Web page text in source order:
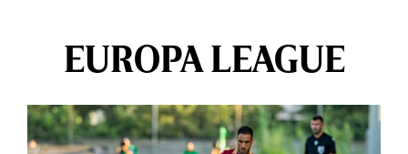
EUROPA LEAGUE